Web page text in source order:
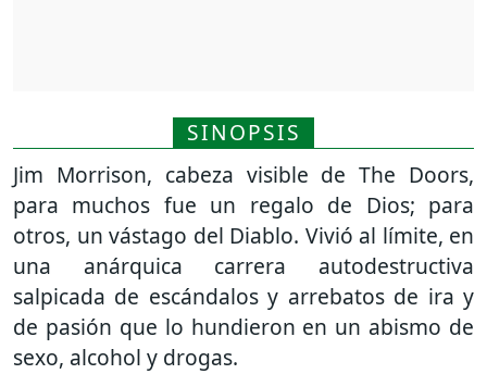
SINOPSIS
Jim Morrison, cabeza visible de The Doors,
para muchos fue un regalo de Dios; para
otros, un vástago del Diablo. Vivió al límite, en
una anárquica carrera autodestructiva
salpicada de escándalos y arrebatos de ira y
de pasión que lo hundieron en un abismo de
sexo, alcohol y drogas.